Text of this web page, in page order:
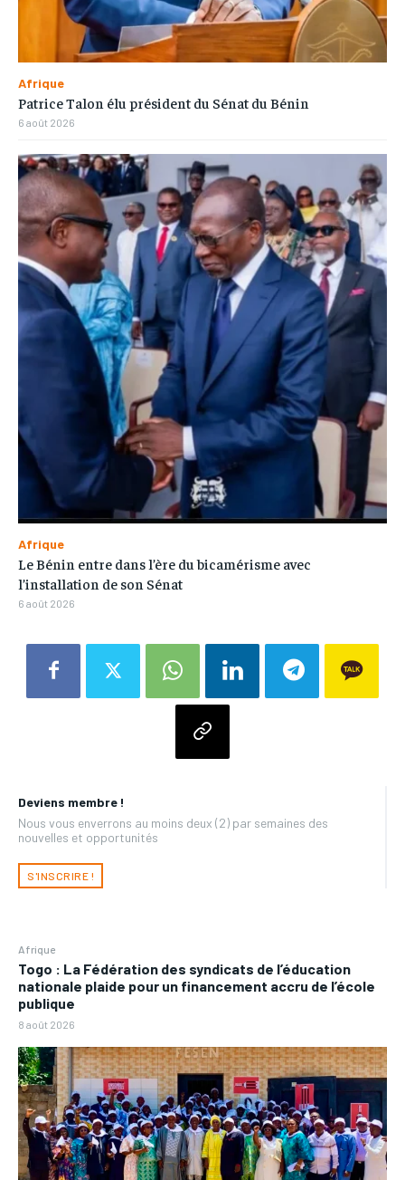
Deviens membre !
Nous vous enverrons au moins deux (2) par semaines des
nouvelles et opportunités
S'INSCRIRE !
Afrique
Togo : La Fédération des syndicats de l’éducation
nationale plaide pour un financement accru de l’école
publique
8 août 2026
Afrique
Patrice Talon élu président du Sénat du Bénin
6 août 2026
Afrique
Le Bénin entre dans l’ère du bicamérisme avec
l’installation de son Sénat
6 août 2026